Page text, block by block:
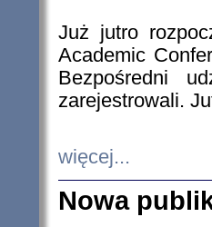
Już jutro
Academic
Bezpośredni
zarejestrowali.
więcej...
Nowa